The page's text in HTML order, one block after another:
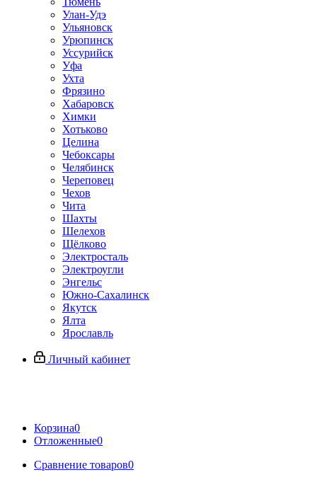
Улан-Удэ
Ульяновск
Урюпинск
Уссурийск
Уфа
Ухта
Фрязино
Хабаровск
Химки
Хотьково
Целина
Чебоксары
Челябинск
Череповец
Чехов
Чита
Шахты
Шелехов
Щёлково
Электросталь
Электроугли
Энгельс
Южно-Сахалинск
Якутск
Ялта
Ярославль
Личный кабинет
Корзина0
Отложенные0
Сравнение товаров0